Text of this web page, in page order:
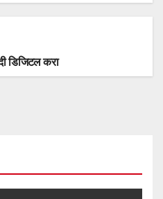
डिजिटल करा